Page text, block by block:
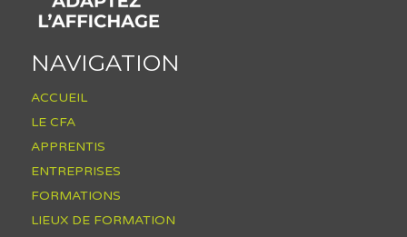
NAVIGATION
ACCUEIL
LE CFA
APPRENTIS
ENTREPRISES
FORMATIONS
LIEUX DE FORMATION